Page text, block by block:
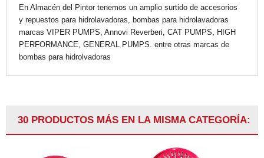
En Almacén del Pintor tenemos un amplio surtido de accesorios
y repuestos para hidrolavadoras, bombas para hidrolavadoras
marcas VIPER PUMPS, Annovi Reverberi, CAT PUMPS, HIGH
PERFORMANCE, GENERAL PUMPS. entre otras marcas de
bombas para hidrolvadoras
30 PRODUCTOS MÁS EN LA MISMA CATEGORÍA: